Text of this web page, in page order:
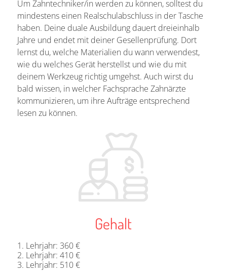
Um Zahntechniker/in werden zu können, solltest du
mindestens einen Realschulabschluss in der Tasche
haben. Deine duale Ausbildung dauert dreieinhalb
Jahre und endet mit deiner Gesellenprüfung. Dort
lernst du, welche Materialien du wann verwendest,
wie du welches Gerät herstellst und wie du mit
deinem Werkzeug richtig umgehst. Auch wirst du
bald wissen, in welcher Fachsprache Zahnärzte
kommunizieren, um ihre Aufträge entsprechend
lesen zu können.
Gehalt
Lehrjahr: 360 €
Lehrjahr: 410 €
Lehrjahr: 510 €